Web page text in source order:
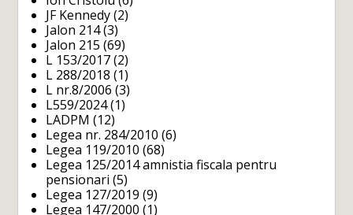
JF Kennedy (2)
Jalon 214(3)
Jalon 215 (69)
L 153/2017 (2)
L 288/2018 (1)
L nr.8/2006 (3)
L559/2024(1)
LADPM (12)
Legea nr. 284/2010 (6)
Legea 119/2010 (68)
Legea 125/2014 amnistia fiscala pentru
pensionari (5)
Legea 127/2019 (9)
Legea 147/2000 (1)